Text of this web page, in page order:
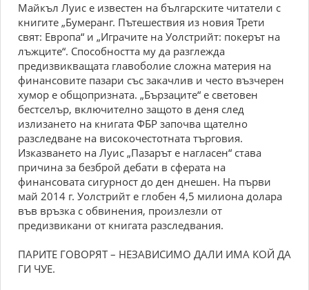
Майкъл Луис е известен на българските читатели с
книгите „Бумеранг. Пътешествия из новия Трети
свят: Европа“ и „Играчите на Уолстрийт: покерът на
лъжците“. Способността му да разглежда
предизвикващата главоболие сложна материя на
финансовите пазари със закачлив и често възчерен
хумор е общопризната. „Бързаците“ е световен
бестселър, включително защото в деня след
излизането на книгата ФБР започва щателно
разследване на високочестотната търговия.
Изказването на Луис „Пазарът е нагласен“ става
причина за безброй дебати в сферата на
финансовата сигурност до ден днешен. На първи
май 2014 г. Уолстрийт е глобен 4,5 милиона долара
във връзка с обвинения, произлезли от
предизвикани от книгата разследвания.
ПАРИТЕ ГОВОРЯТ – НЕЗАВИСИМО ДАЛИ ИМА КОЙ ДА
ГИ ЧУЕ.